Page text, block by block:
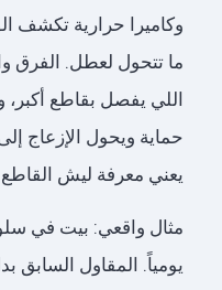
وكاميرا حرارية تكشف
ما تتحول لعطل. الفرق
اللي يفصل بقاطع
حماية ويحول الإزعاج
يعني معرفة ليش
مثال واقعي: بيت في